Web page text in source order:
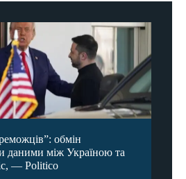
обмін
даними між Україною та
— Politico